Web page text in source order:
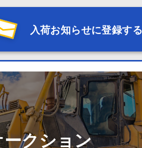
入荷お知らせに登録する
クション